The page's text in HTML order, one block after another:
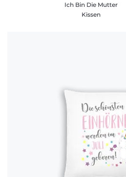
Ich Bin Die Mutter
Kissen